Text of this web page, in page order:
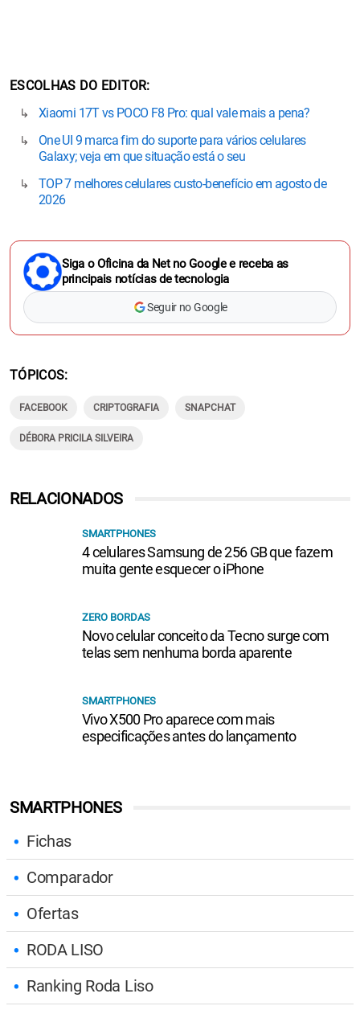
ESCOLHAS DO EDITOR
Xiaomi 17T vs POCO F8 Pro: qual vale mais a pena?
One UI 9 marca fim do suporte para vários celulares
Galaxy; veja em que situação está o seu
TOP 7 melhores celulares custo-benefício em agosto de
2026
Siga o Oficina da Net no Google e receba as
principais notícias de tecnologia
Seguir no Google
TÓPICOS
FACEBOOK CRIPTOGRAFIA SNAPCHAT
DÉBORA PRICILA SILVEIRA
SMARTPHONES
Fichas
Comparador
Ofertas
RODA LISO
Ranking Roda Liso
RELACIONADOS
SMARTPHONES
4 celulares Samsung de 256 GB que fazem
muita gente esquecer o iPhone
ZERO BORDAS
Novo celular conceito da Tecno surge com
telas sem nenhuma borda aparente
SMARTPHONES
Vivo X500 Pro aparece com mais
especificações antes do lançamento